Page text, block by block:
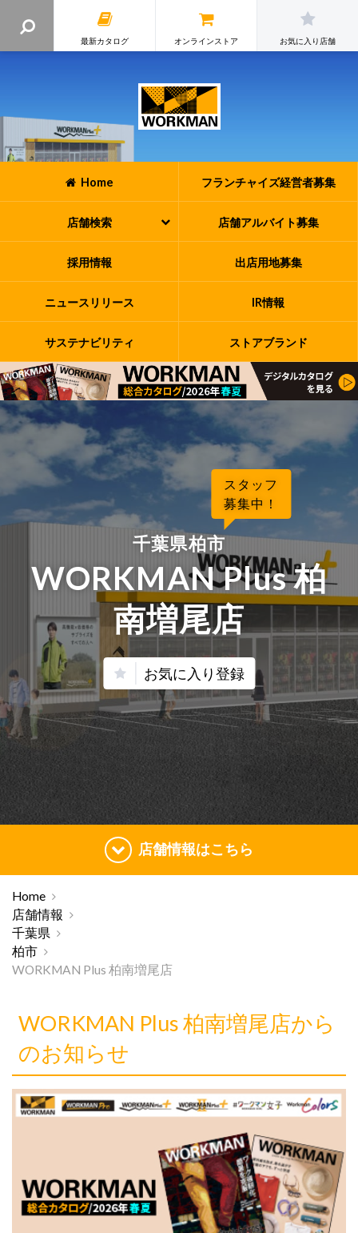
最新カタログ オンラインストア お気に入り店舗
Home フランチャイズ経営者募集
店舗検索 店舗アルバイト募集
採用情報 出店用地募集
ニュースリリース IR情報
サステナビリティ ストアブランド
スタッフ
募集中！
千葉県柏市
WORKMAN Plus 柏
南増尾店
お気に入り登録
店舗情報はこちら
Home
店舗情報
千葉県
柏市
WORKMAN Plus 柏南増尾店
WORKMAN Plus 柏南増尾店から
のお知らせ